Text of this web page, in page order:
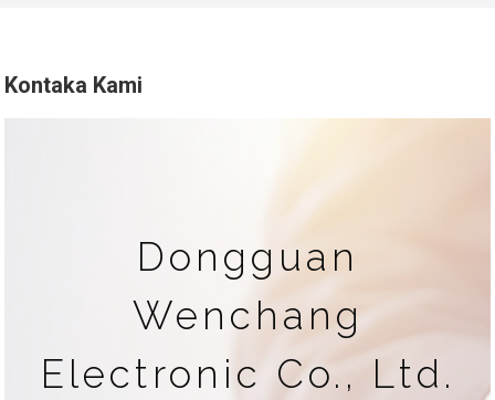
Kontaka Kami
Dongguan
Wenchang
Electronic Co., Ltd.